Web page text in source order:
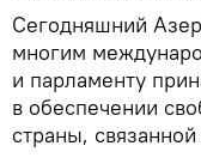
Сегодняшний
многим
и парламенту
в обеспечении
страны,